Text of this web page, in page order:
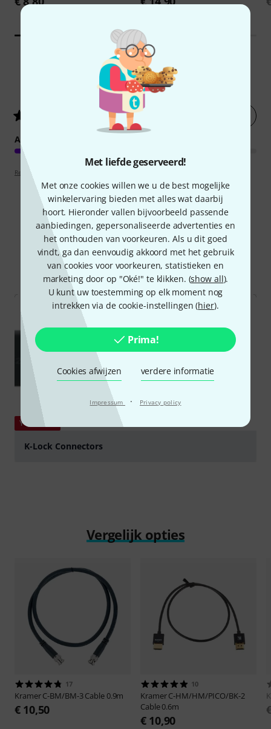
Met liefde geserveerd!
Met onze cookies willen we u de best mogelijke
winkelervaring bieden met alles wat daarbij
hoort. Hieronder vallen bijvoorbeeld passende
aanbiedingen, gepersonaliseerde advertenties en
het onthouden van voorkeuren. Als u dit goed
vindt, ga dan eenvoudig akkoord met het gebruik
van cookies voor voorkeuren, statistieken en
marketing door op "Oké!" te klikken. (show all).
U kunt uw toestemming op elk moment nog
intrekken via de cookie-instellingen (hier).
Prima!
Cookies afwijzen verdere informatie
Impressum · Privacy policy
Klantenbeoordelingen
/ 5
AFWERKING
Review richtlijnen
Wist u?
Alle Video's
YOUTUBE
K-Lock Connectors
Vergelijk opties
17
KramerC-BM/BM-3 Cable 0.9m
€ 10,50
10
KramerC-HM/HM/PICO/BK-2
Cable 0.6m
€ 10,90